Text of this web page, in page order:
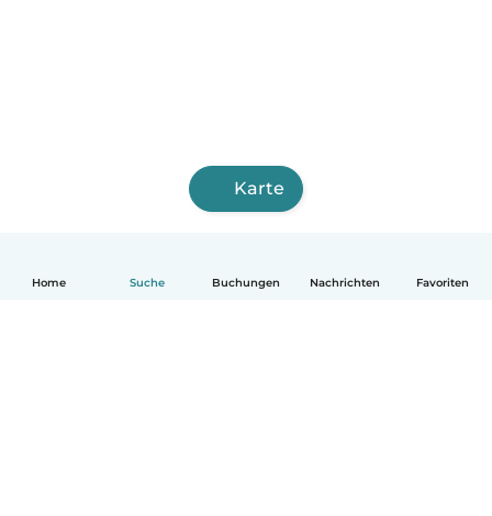
Home Suche Buchungen Nachrichten Favoriten
Karte